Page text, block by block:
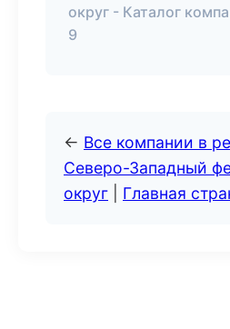
округ - Каталог
9
← Все компании в
Северо-Западный
округ
Главная